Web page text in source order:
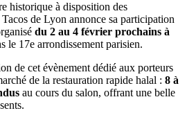
historique à disposition des
de Lyon annonce sa participation
du 2 au 4 février prochains à
le 17e arrondissement parisien.
de cet évènement dédié aux porteurs
de la restauration rapide halal : 8 à
au cours du salon, offrant une belle